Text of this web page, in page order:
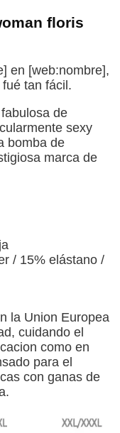
floris
en [web:nombre],
tan fácil.
de
sexy
bomba de
marca de
/ 15% elástano /
la Union Europea
cuidando el
como en
para el
con ganas de